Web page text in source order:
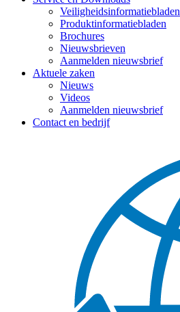
Veiligheidsinformatiebladen
Produktinformatiebladen
Brochures
Nieuwsbrieven
Aanmelden nieuwsbrief
Aktuele zaken
Nieuws
Videos
Aanmelden nieuwsbrief
Contact en bedrijf